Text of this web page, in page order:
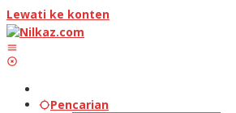
Lewati ke konten
Pencarian